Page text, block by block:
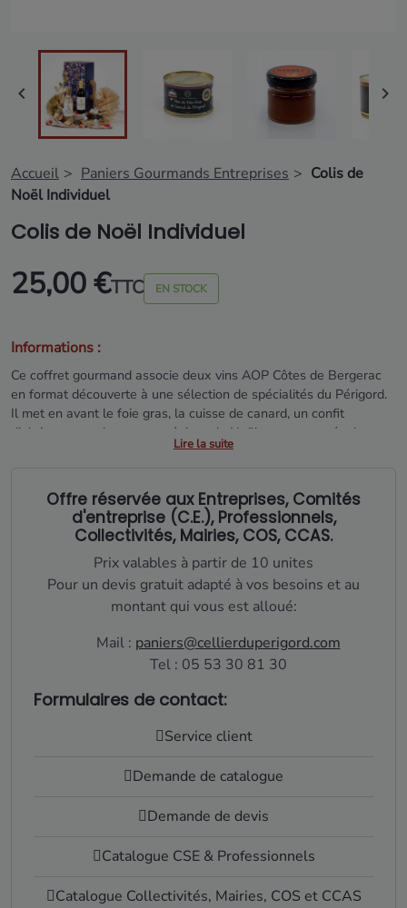
 
Accueil Paniers Gourmands Entreprises
Colis de
Noël Individuel
Colis de Noël Individuel
25,00 €TTC EN STOCK
Informations :
Ce coffret gourmand associe deux vins AOP Côtes de Bergerac
en format découverte à une sélection de spécialités du Périgord.
Il met en avant le foie gras, la cuisse de canard, un confit
d’abricot et un dessert aux épices de Noël, accompagnés de
douceurs artisanales comme financiers et chocolats.
repas de fêtes de fin d’année.
Lire la suite
Offre réservée aux Entreprises, Comités
d'entreprise (C.E.), Professionnels,
Collectivités, Mairies, COS, CCAS.
Prix valables à partir de 10 unites
Pour un devis gratuit adapté à vos besoins et au
montant qui vous est alloué:
Mail : paniers@cellierduperigord.com
Tel : 05 53 30 81 30
Formulaires de contact:
Service client
Demande de catalogue
Demande de devis
Catalogue CSE & Professionnels
Catalogue Collectivités, Mairies, COS et CCAS